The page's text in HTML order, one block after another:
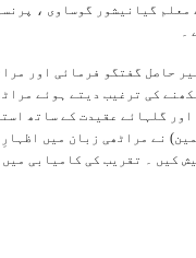
گیانیشور گوساوی ،
حاصل گفتگو فرمائی اور
کی ترغیب دیتے ہوئے
گلہائے عقیدت کے ساتھ
نے مراٹھی زبان میں
کیں ۔ تقریب کی کامیابی